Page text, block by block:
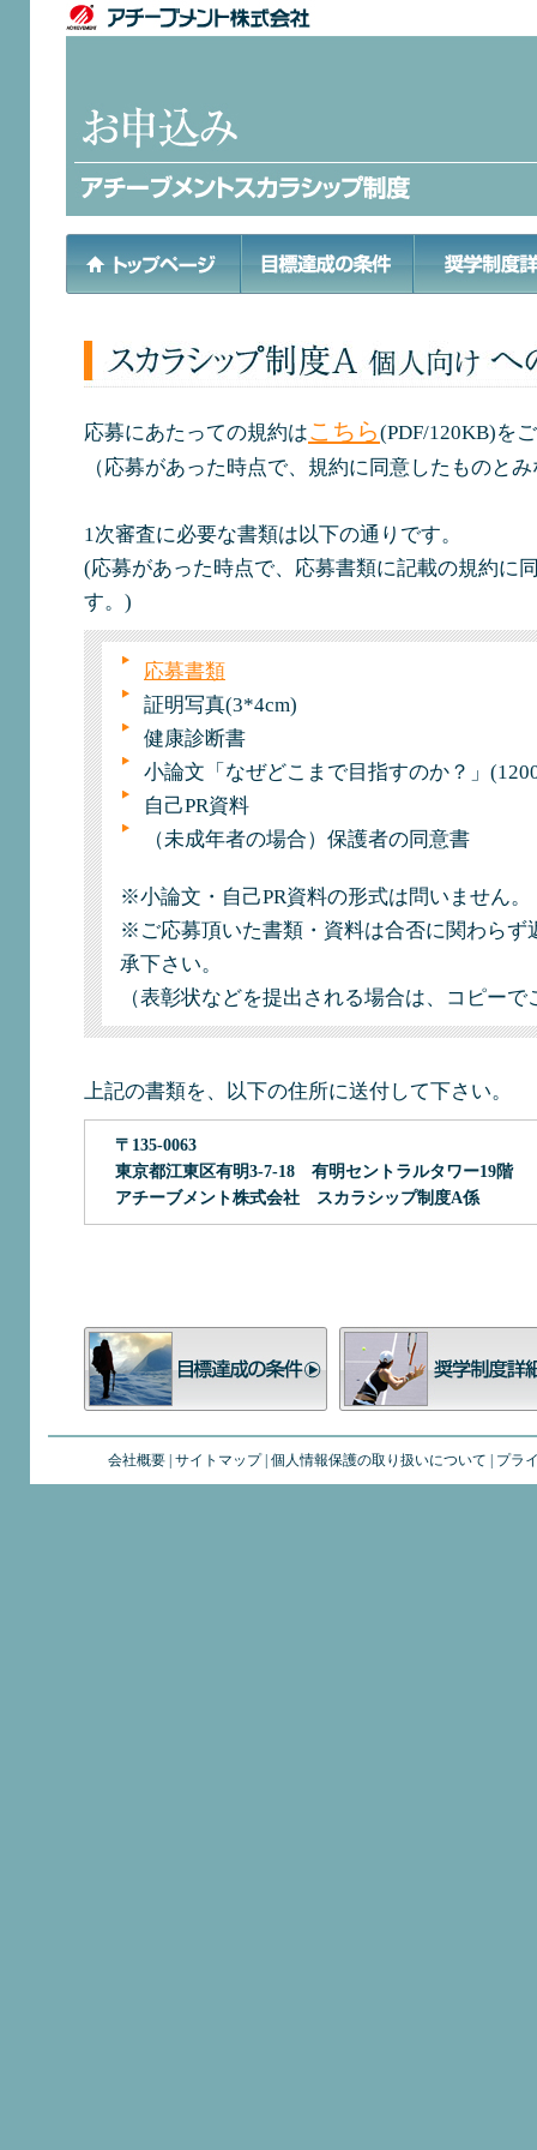
応募にあたっての規約はこちら(PDF/120KB)を
（応募があった時点で、規約に同意したものと
1次審査に必要な書類は以下の通りです。
(応募があった時点で、応募書類に記載の規約に
す。)
応募書類
証明写真(3*4cm)
健康診断書
小論文「なぜどこまで目指すのか？」
自己PR資料
（未成年者の場合）保護者の同意書
※小論文・自己PR資料の形式は問いません。
※ご応募頂いた書類・資料は合否に関わらず
承下さい。
（表彰状などを提出される場合は、コピー
上記の書類を、以下の住所に送付して下さい。
〒135-0063
東京都江東区有明3-7-18 有明セントラルタワー19階
アチーブメント株式会社 スカラシップ制度A係
会社概要 サイトマップ| 個人情報保護の取り扱いについて プラ